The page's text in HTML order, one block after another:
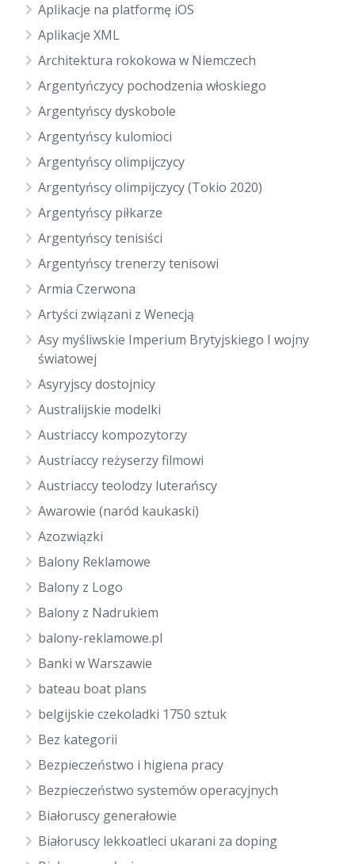
Aplikacje na platformę iOS
Aplikacje XML
Architektura rokokowa w Niemczech
Argentyńczycy pochodzenia włoskiego
Argentyńscy dyskobole
Argentyńscy kulomioci
Argentyńscy olimpijczycy
Argentyńscy olimpijczycy (Tokio 2020)
Argentyńscy piłkarze
Argentyńscy tenisiści
Argentyńscy trenerzy tenisowi
Armia Czerwona
Artyści związani z Wenecją
Asy myśliwskie Imperium Brytyjskiego I wojny
światowej
Asyryjscy dostojnicy
Australijskie modelki
Austriaccy kompozytorzy
Austriaccy reżyserzy filmowi
Austriaccy teolodzy luterańscy
Awarowie (naród kaukaski)
Azozwiązki
Balony Reklamowe
Balony z Logo
Balony z Nadrukiem
balony-reklamowe.pl
Banki w Warszawie
bateau boat plans
belgijskie czekoladki 1750 sztuk
Bez kategorii
Bezpieczeństwo i higiena pracy
Bezpieczeństwo systemów operacyjnych
Białoruscy generałowie
Białoruscy lekkoatleci ukarani za doping